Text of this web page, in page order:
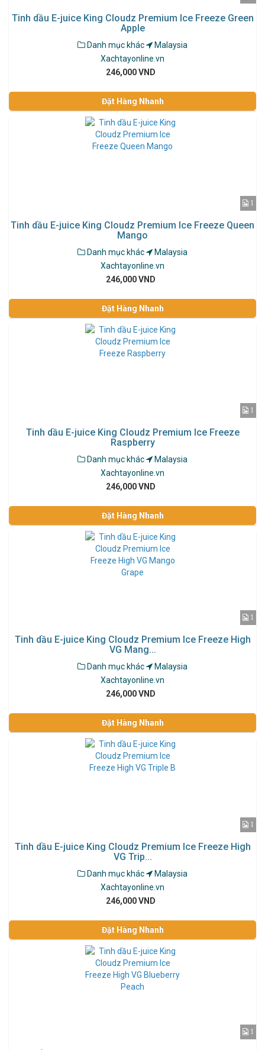
Tinh dầu E-juice King Cloudz Premium Ice Freeze Green
Apple
Danh mục khác
Malaysia
Xachtayonline.vn
246,000 VND
Đặt Hàng Nhanh
1
Tinh dầu E-juice King Cloudz Premium Ice Freeze Queen
Mango
Danh mục khác
Malaysia
Xachtayonline.vn
246,000 VND
Đặt Hàng Nhanh
1
Tinh dầu E-juice King Cloudz Premium Ice Freeze
Raspberry
Danh mục khác
Malaysia
Xachtayonline.vn
246,000 VND
Đặt Hàng Nhanh
1
Tinh dầu E-juice King Cloudz Premium Ice Freeze High
VG Mang...
Danh mục khác
Malaysia
Xachtayonline.vn
246,000 VND
Đặt Hàng Nhanh
1
Tinh dầu E-juice King Cloudz Premium Ice Freeze High
VG Trip...
Danh mục khác
Malaysia
Xachtayonline.vn
246,000 VND
Đặt Hàng Nhanh
1